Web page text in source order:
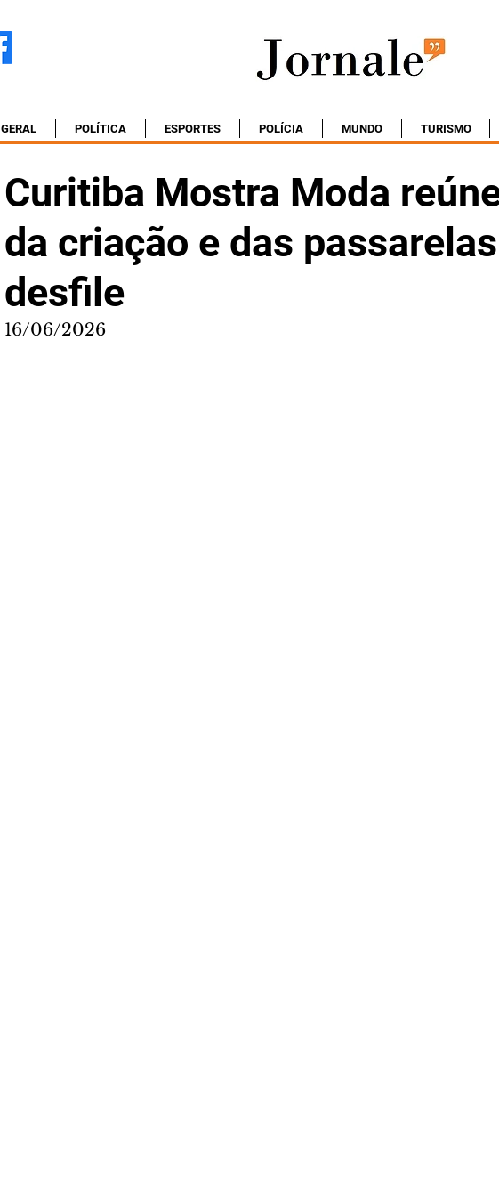
GERAL POLÍTICA ESPORTES POLÍCIA MUNDO TURISMO
Curitiba Mostra Moda
da criação e das
desfile
16/06/2026